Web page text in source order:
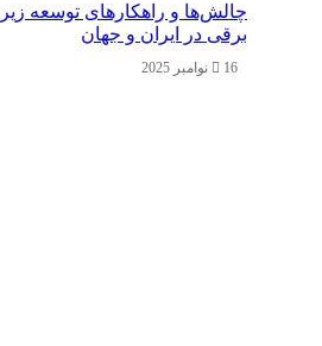
چالش‌ها و راهکارهای توسعه
برقی در ایران و جهان
16 نوامبر 2025